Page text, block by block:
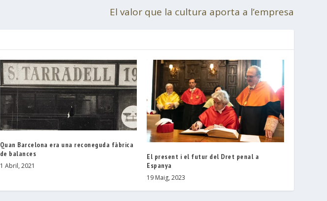
El valor que la cultura aporta a l’empresa
Quan Barcelona era una reconeguda fàbrica
de balances
1 Abril, 2021
El present i el futur del Dret penal a
Espanya
19 Maig, 2023